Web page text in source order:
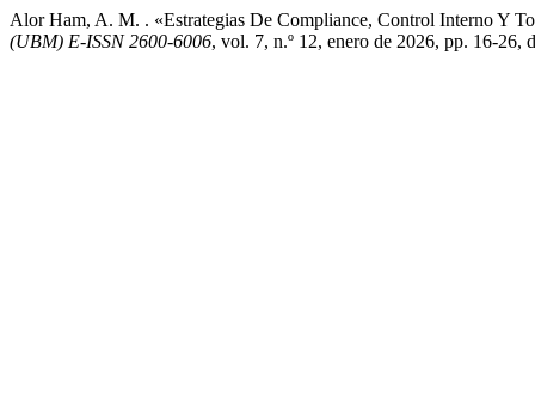
Alor Ham, A. M. . «Estrategias De Compliance, Control Interno Y
(UBM) E-ISSN 2600-6006, vol. 7, n.º 12, enero de 2026, pp. 16-26,